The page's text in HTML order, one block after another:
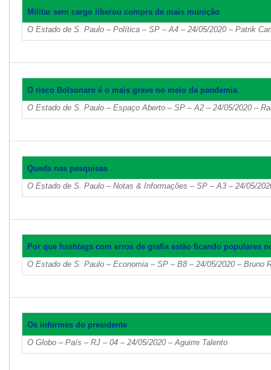
Militar sem cargo liberou compra de mais munição
O Estado de S. Paulo – Política – SP – A4 – 24/05/2020 – Patrik
O risco Bolsonaro é o mais grave no meio da pandemia
O Estado de S. Paulo – Espaço Aberto – SP – A2 – 24/05/2020 –
Queda nas pesquisas
O Estado de S. Paulo – Notas & Informações – SP – A3 – 24/05/
Por que hashtags com erros de grafia estão ficando populares
O Estado de S. Paulo – Economia – SP – B8 – 24/05/2020 – Bruno
Os informes do presidente
O Globo – País – RJ – 04 – 24/05/2020 – Aguirre Talento